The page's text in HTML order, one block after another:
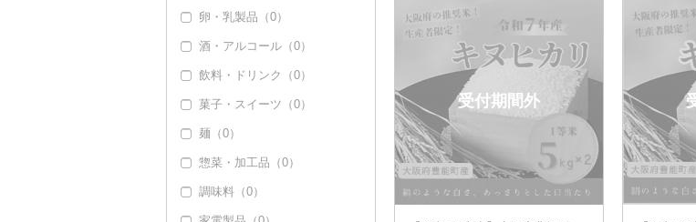
無洗米（0）
玄米（0）
金芽米（0）
ゆめぴりか（0）
つや姫（0）
コシヒカリ（0）
はえぬき（0）
餅（0）
その他穀物加工品
卵・乳製品（0）
酒・アルコール（0）
飲料・ドリンク（0）
菓子・スイーツ（0）
麺（0）
惣菜・加工品（0）
調味料（0）
決済方法
PayPay
クレジットカード決済
Amazon Pay
楽天ペイ
メルペイ
コンビニ支払い
ソフトバンクまとめて支払い
au PAY（auかんたん決済）
d払い
レビュー件
レビュー評価
寄付金額が
寄付金額が
受付期間外